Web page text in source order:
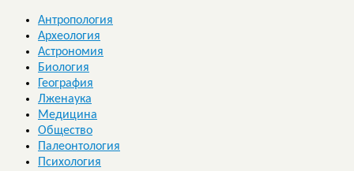
Антропология
Археология
Астрономия
Биология
География
Лженаука
Медицина
Общество
Палеонтология
Психология